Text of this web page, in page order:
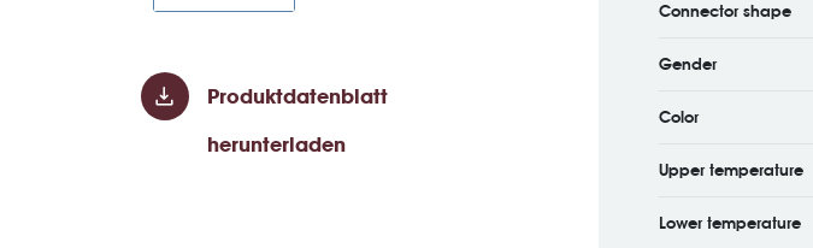
Produktdatenblatt
herunterladen
Connector shape
Gender
Color
Upper temperature
Lower temperature